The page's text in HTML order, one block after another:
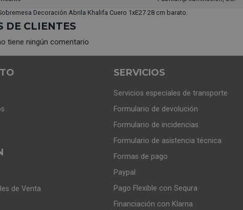
Decoración Abrila Khalifa Cuero 1xE27 28 cm barato.
DE CLIENTES
tiene ningún comentario
de Venta
SERVICIOS
Servicios especiales de transporte
Formulario de devolución
Formulario de incidencias
Formulario de asistencia técnica
Formas de pago
Paypal
Pago Flexible con Sequra
Financiación con Klarna